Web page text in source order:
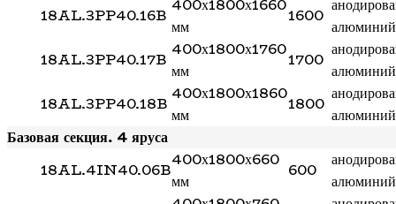
18AL.3PP40.16B 400х1800х1660
мм
1600
алюминий
18AL.3PP40.17B 400х1800х1760
мм
1700
алюминий
18AL.3PP40.18B 400х1800х1860
мм
1800
алюминий
Базовая секция. 4 яруса
18AL.4IN40.06B400х1800х660
мм
600
алюминий